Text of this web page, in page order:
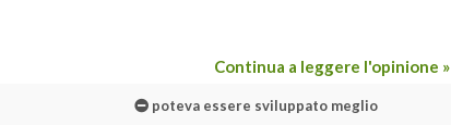
Continua a leggere l'opinione »
poteva essere sviluppato meglio